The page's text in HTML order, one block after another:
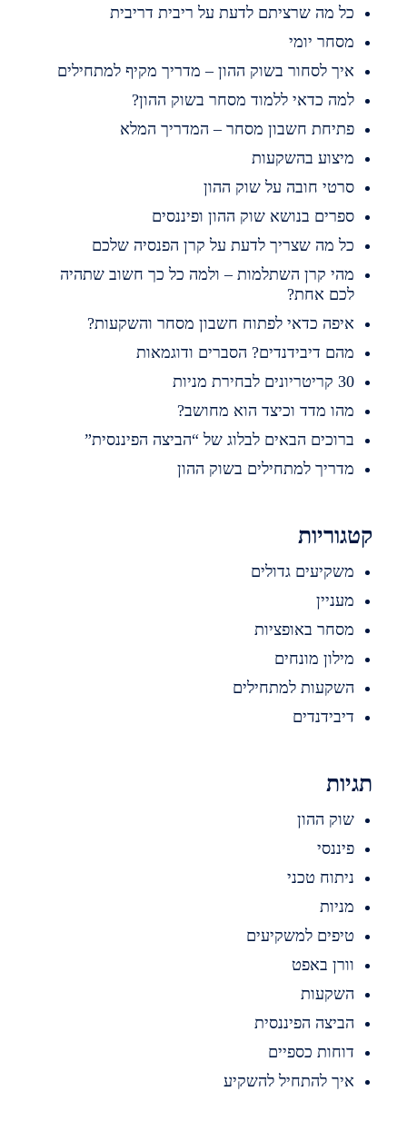
מה שרציתם לדעת על ריבית דריבית
יומי
לסחור בשוק ההון – מדריך מקיף למתחילים
כדאי ללמוד מסחר בשוק ההון?
חשבון מסחר – המדריך המלא
בהשקעות
חובה על שוק ההון
בנושא שוק ההון ופיננסים
מה שצריך לדעת על קרן הפנסיה שלכם
קרן השתלמות – ולמה כל כך חשוב שתהיה
אחת?
כדאי לפתוח חשבון מסחר והשקעות?
דיבידנדים? הסברים ודוגמאות
מדד וכיצד הוא מחושב?
הבאים לבלוג של “הביצה הפיננסית”
למתחילים בשוק ההון
גדולים
באופציות
מונחים
למתחילים
ההון
טכני
למשקיעים
באפט
הפיננסית
כספיים
להתחיל להשקיע